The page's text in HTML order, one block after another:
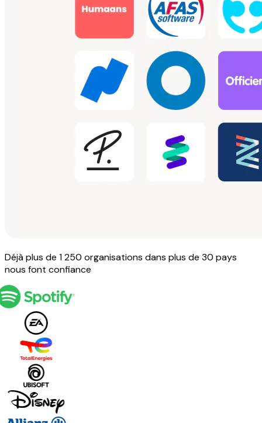
Déjà plus de 1 250 organisations dans plus de 30 pays
nous font confiance